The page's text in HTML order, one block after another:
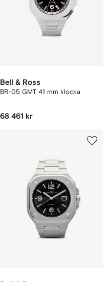
Bell & Ross
BR-05 GMT 41 mm klocka
68 461 kr